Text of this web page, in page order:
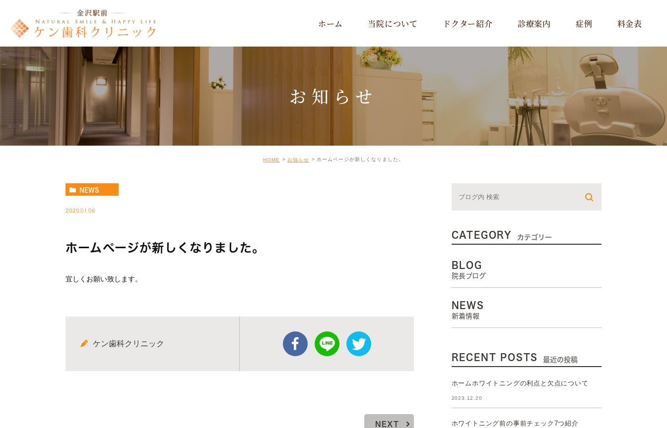
ホーム 当院について ドクター紹介 診療案内
一般治療･予防治療
インプラント
審美治療
矯正歯科
症例 料金表
お知らせ
HOME お知らせ ホームページが新しくなりました。
NEWS
2020.01.06
ホームページが新しくなりました。
宜しくお願い致します。
ケン歯科クリニック
NEXT
CATEGORY カテゴリー
BLOG
院長ブログ
NEWS
新着情報
RECENT POSTS 最近の投稿
ホームホワイトニングの利点と欠点について
2023.12.20
ホワイトニング前の事前チェック7つ紹介